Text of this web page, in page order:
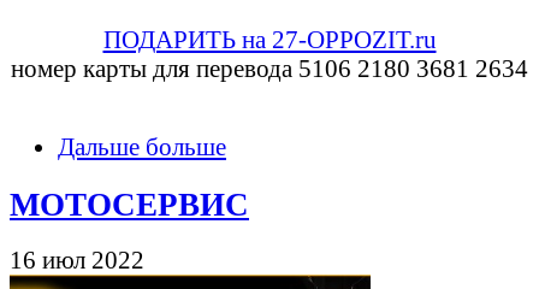
ПОДАРИТЬ на 27-OPPOZIT.ru
номер карты для перевода 5106 2180 3681 2634
Дальше больше
МОТОСЕРВИС
16 июл 2022